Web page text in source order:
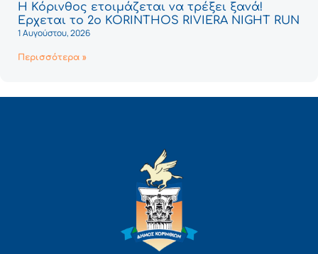
Η Κόρινθος ετοιμάζεται να τρέξει ξανά!
Έρχεται το 2ο KORINTHOS RIVIERA NIGHT RUN
1 Αυγούστου, 2026
Περισσότερα »